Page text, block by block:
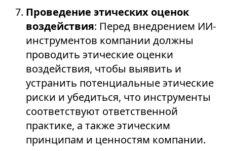
Проведение этических оценок
воздействия: Перед внедрением ИИ-
инструментов компании должны
проводить этические оценки
воздействия, чтобы выявить и
устранить потенциальные этические
риски и убедиться, что инструменты
соответствуют ответственной
практике, а также этическим
принципам и ценностям компании.